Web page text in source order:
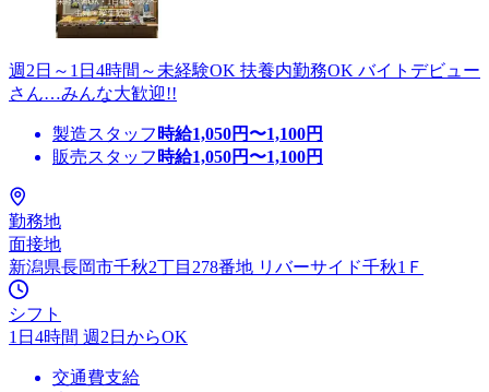
週2日～1日4時間～未経験OK 扶養内勤務OK バイトデビュー
さん…みんな大歓迎!!
製造スタッフ 時給1,050円〜1,100円
販売スタッフ 時給1,050円〜1,100円
勤務地
面接地
新潟県長岡市千秋2丁目278番地 リバーサイド千秋1Ｆ
シフト
1日4時間 週2日からOK
交通費支給